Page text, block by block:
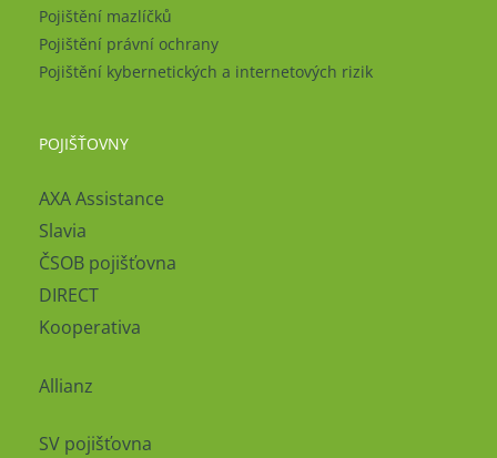
Pojištění mazlíčků
Pojištění právní ochrany
Pojištění kybernetických a internetových rizik
POJIŠŤOVNY
AXA Assistance
Slavia
ČSOB pojišťovna
DIRECT
Kooperativa
Allianz
SV pojišťovna